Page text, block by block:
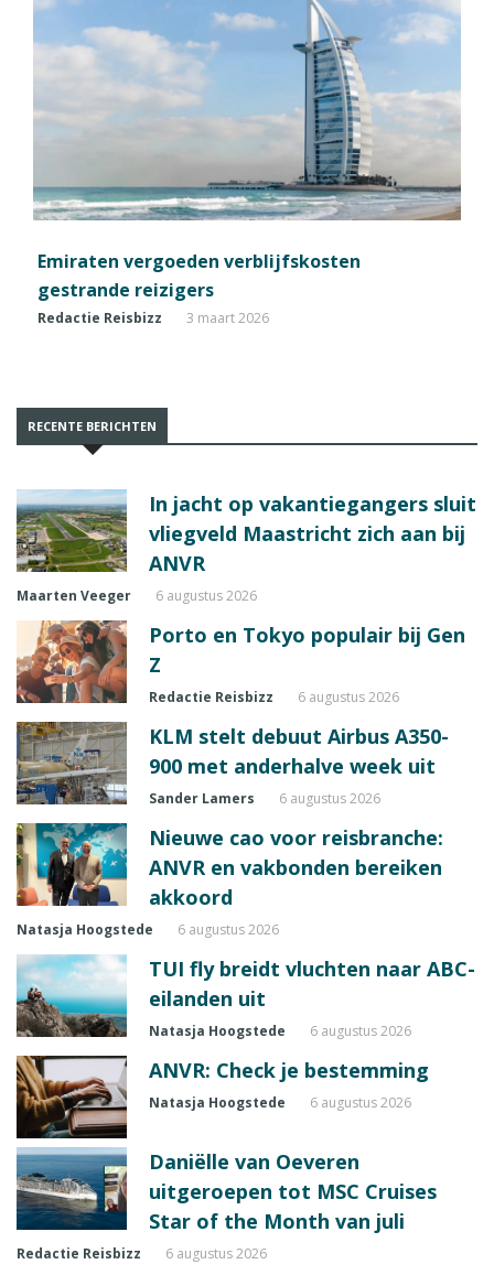
Emiraten vergoeden verblijfskosten
gestrande reizigers
Redactie Reisbizz 3 maart 2026
RECENTE BERICHTEN
In jacht op vakantiegangers sluit
vliegveld Maastricht zich aan bij
ANVR
Maarten Veeger 6 augustus 2026
Porto en Tokyo populair bij Gen
Z
Redactie Reisbizz 6 augustus 2026
KLM stelt debuut Airbus A350-
900 met anderhalve week uit
Sander Lamers 6 augustus 2026
Nieuwe cao voor reisbranche:
ANVR en vakbonden bereiken
akkoord
Natasja Hoogstede 6 augustus 2026
TUI fly breidt vluchten naar ABC-
eilanden uit
Natasja Hoogstede 6 augustus 2026
ANVR: Check je bestemming
Natasja Hoogstede 6 augustus 2026
Daniëlle van Oeveren
uitgeroepen tot MSC Cruises
Star of the Month van juli
Redactie Reisbizz 6 augustus 2026